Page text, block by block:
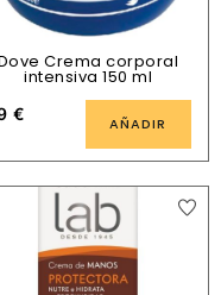
Crema corporal
intensiva 150 ml
€ AÑADIR